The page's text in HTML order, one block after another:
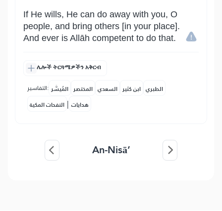
If He wills, He can do away with you, O
people, and bring others [in your place].
And ever is Allāh competent to do that.
ሌሎች ትርጓሜዎችን አቅርብ
التفاسير: المُيسَّر المختصر السعدي ابن كثير الطبري
النفحات المكية | هدايات
An-Nisā’